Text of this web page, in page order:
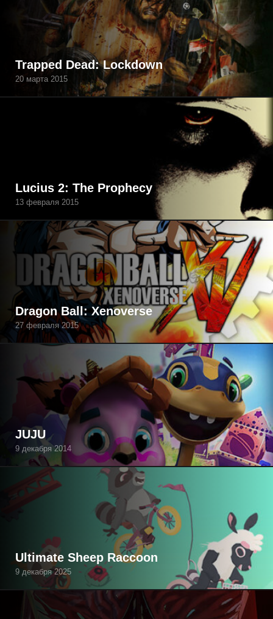
Trapped Dead: Lockdown
20 марта 2015
Lucius 2: The Prophecy
13 февраля 2015
Dragon Ball: Xenoverse
27 февраля 2015
JUJU
9 декабря 2014
Ultimate Sheep Raccoon
9 декабря 2025